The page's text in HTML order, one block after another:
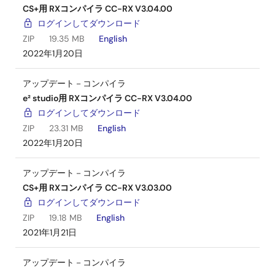
CS+用 RXコンパイラ CC-RX V3.04.00
ログインしてダウンロード
ZIP
19.35 MB
English
2022年1月20日
アップデート－コンパイラ
e² studio用 RXコンパイラ CC-RX V3.04.00
ログインしてダウンロード
ZIP
23.31 MB
English
2022年1月20日
アップデート－コンパイラ
CS+用 RXコンパイラ CC-RX V3.03.00
ログインしてダウンロード
ZIP
19.18 MB
English
2021年1月21日
アップデート－コンパイラ